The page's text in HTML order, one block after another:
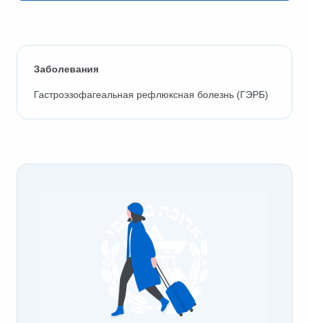
Заболевания
Гастроэзофагеальная рефлюксная болезнь (ГЭРБ)